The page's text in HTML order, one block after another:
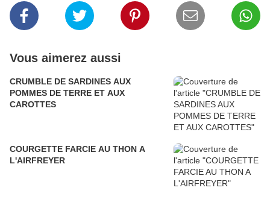
Vous aimerez aussi
CRUMBLE DE SARDINES AUX
POMMES DE TERRE ET AUX
CAROTTES
COURGETTE FARCIE AU THON A
L'AIRFREYER